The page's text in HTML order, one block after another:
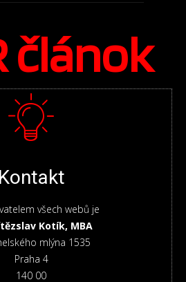
článok
Kontakt
všech webů je
Kotík, MBA
mlýna 1535
Praha 4
140 00